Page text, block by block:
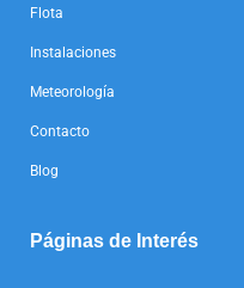
Flota
Instalaciones
Meteorología
Contacto
Blog
Páginas de Interés